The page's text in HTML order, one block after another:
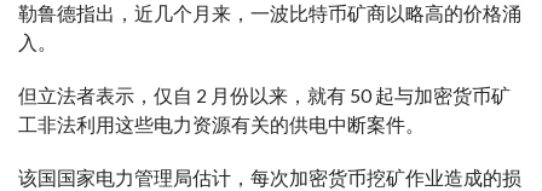
勒鲁德指出，近几个月来，一波比特币矿商以略高的价格涌
入。
但立法者表示，仅自 2 月份以来，就有 50 起与加密货币矿
工非法利用这些电力资源有关的供电中断案件。
该国国家电力管理局估计，每次加密货币挖矿作业造成的损